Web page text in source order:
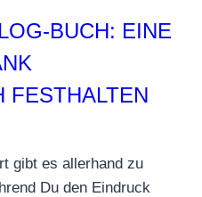
BUCH: EINE
FESTHALTEN
gibt es allerhand zu
Du den Eindruck